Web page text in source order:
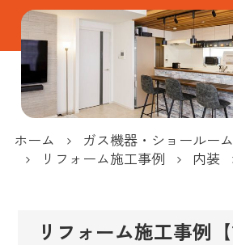
ホーム
ガス機器・ショールーム
リフォーム施工事例
内装
リフォーム施工事例【